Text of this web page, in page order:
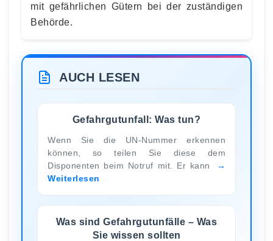
mit gefährlichen Gütern bei der zuständigen
Behörde.
AUCH LESEN
Gefahrgutunfall: Was tun?
Wenn Sie die UN-Nummer erkennen
können, so teilen Sie diese dem
Disponenten beim Notruf mit. Er kann
Weiterlesen
Was sind Gefahrgutunfälle – Was
Sie wissen sollten